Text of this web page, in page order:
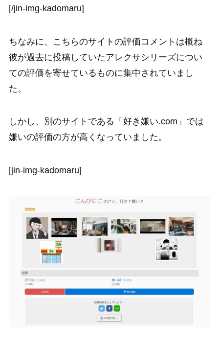
[/jin-img-kadomaru]
ちなみに、こちらのサイトの評価コメントは概ね
彼が過去に投稿していたアレクサシリーズについ
ての評価を寄せているものに集中されていまし
た。
しかし、別のサイトである「好き嫌い.com」では
嫌いの評価の方が高くなっていました。
[jin-img-kadomaru]